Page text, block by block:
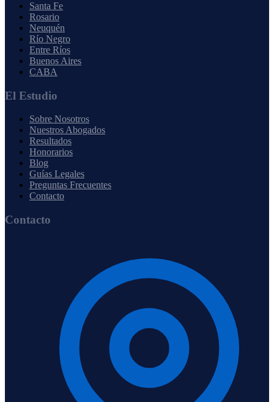
Santa Fe
Rosario
Neuquén
Río Negro
Entre Ríos
Buenos Aires
CABA
El Estudio
Sobre Nosotros
Nuestros Abogados
Resultados
Honorarios
Blog
Guías Legales
Preguntas Frecuentes
Contacto
Contacto